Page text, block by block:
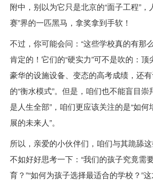
附中，别以为它只是北京的“面子工程”，
赛”界的一匹黑马，拿奖拿到手软！
不过，你可能会问：“这些学校真的有那
肯定的！它们的“硬实力”可不是吹的：顶
豪华的设施设备、变态的高考成绩，还
的“衡水模式”。但是，咱们也不能盲目崇
是人生全部”，咱们更应该关注的是“如
展的未来人”。
所以，亲爱的小伙伴们，咱们与其跪舔这
不如好好思考一下：“我们的孩子究竟需
育？”“如何为孩子选择最适合的学校？”